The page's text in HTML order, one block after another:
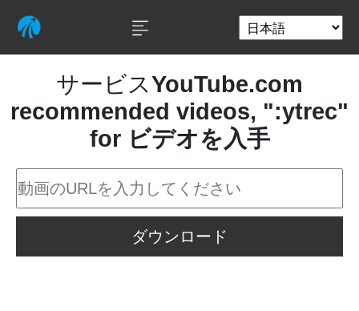
サービスYouTube.com
recommended videos, ":ytrec"
for ビデオを入手
ダウンロード